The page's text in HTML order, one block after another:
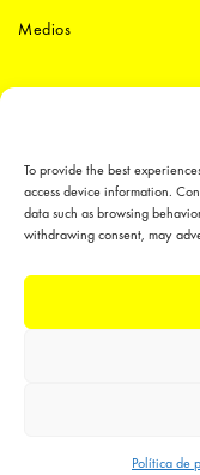
To provide the best
access device information.
data such as browsing
withdrawing consent, may
Política de
Medios
Copyright ©
our products with